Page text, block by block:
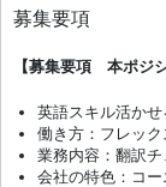
募集要項
【募集要項 本ポジ
英語スキル活か
働き方：フレッ
業務内容：翻訳
会社の特色：コ